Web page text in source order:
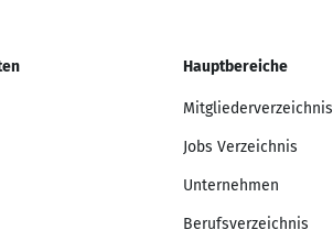
Hauptbereiche
Mitgliederverzeichnis
Jobs Verzeichnis
Unternehmen
Berufsverzeichnis